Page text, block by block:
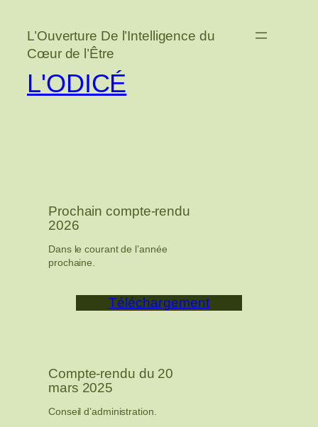
contenu
L’Ouverture De l’Intelligence du
Cœur de l’Être
L'ODICÉ
Prochain compte-rendu
2026
Dans le courant de l’année
prochaine.
Téléchargement
Compte-rendu du 20
mars 2025
Conseil d’administration.